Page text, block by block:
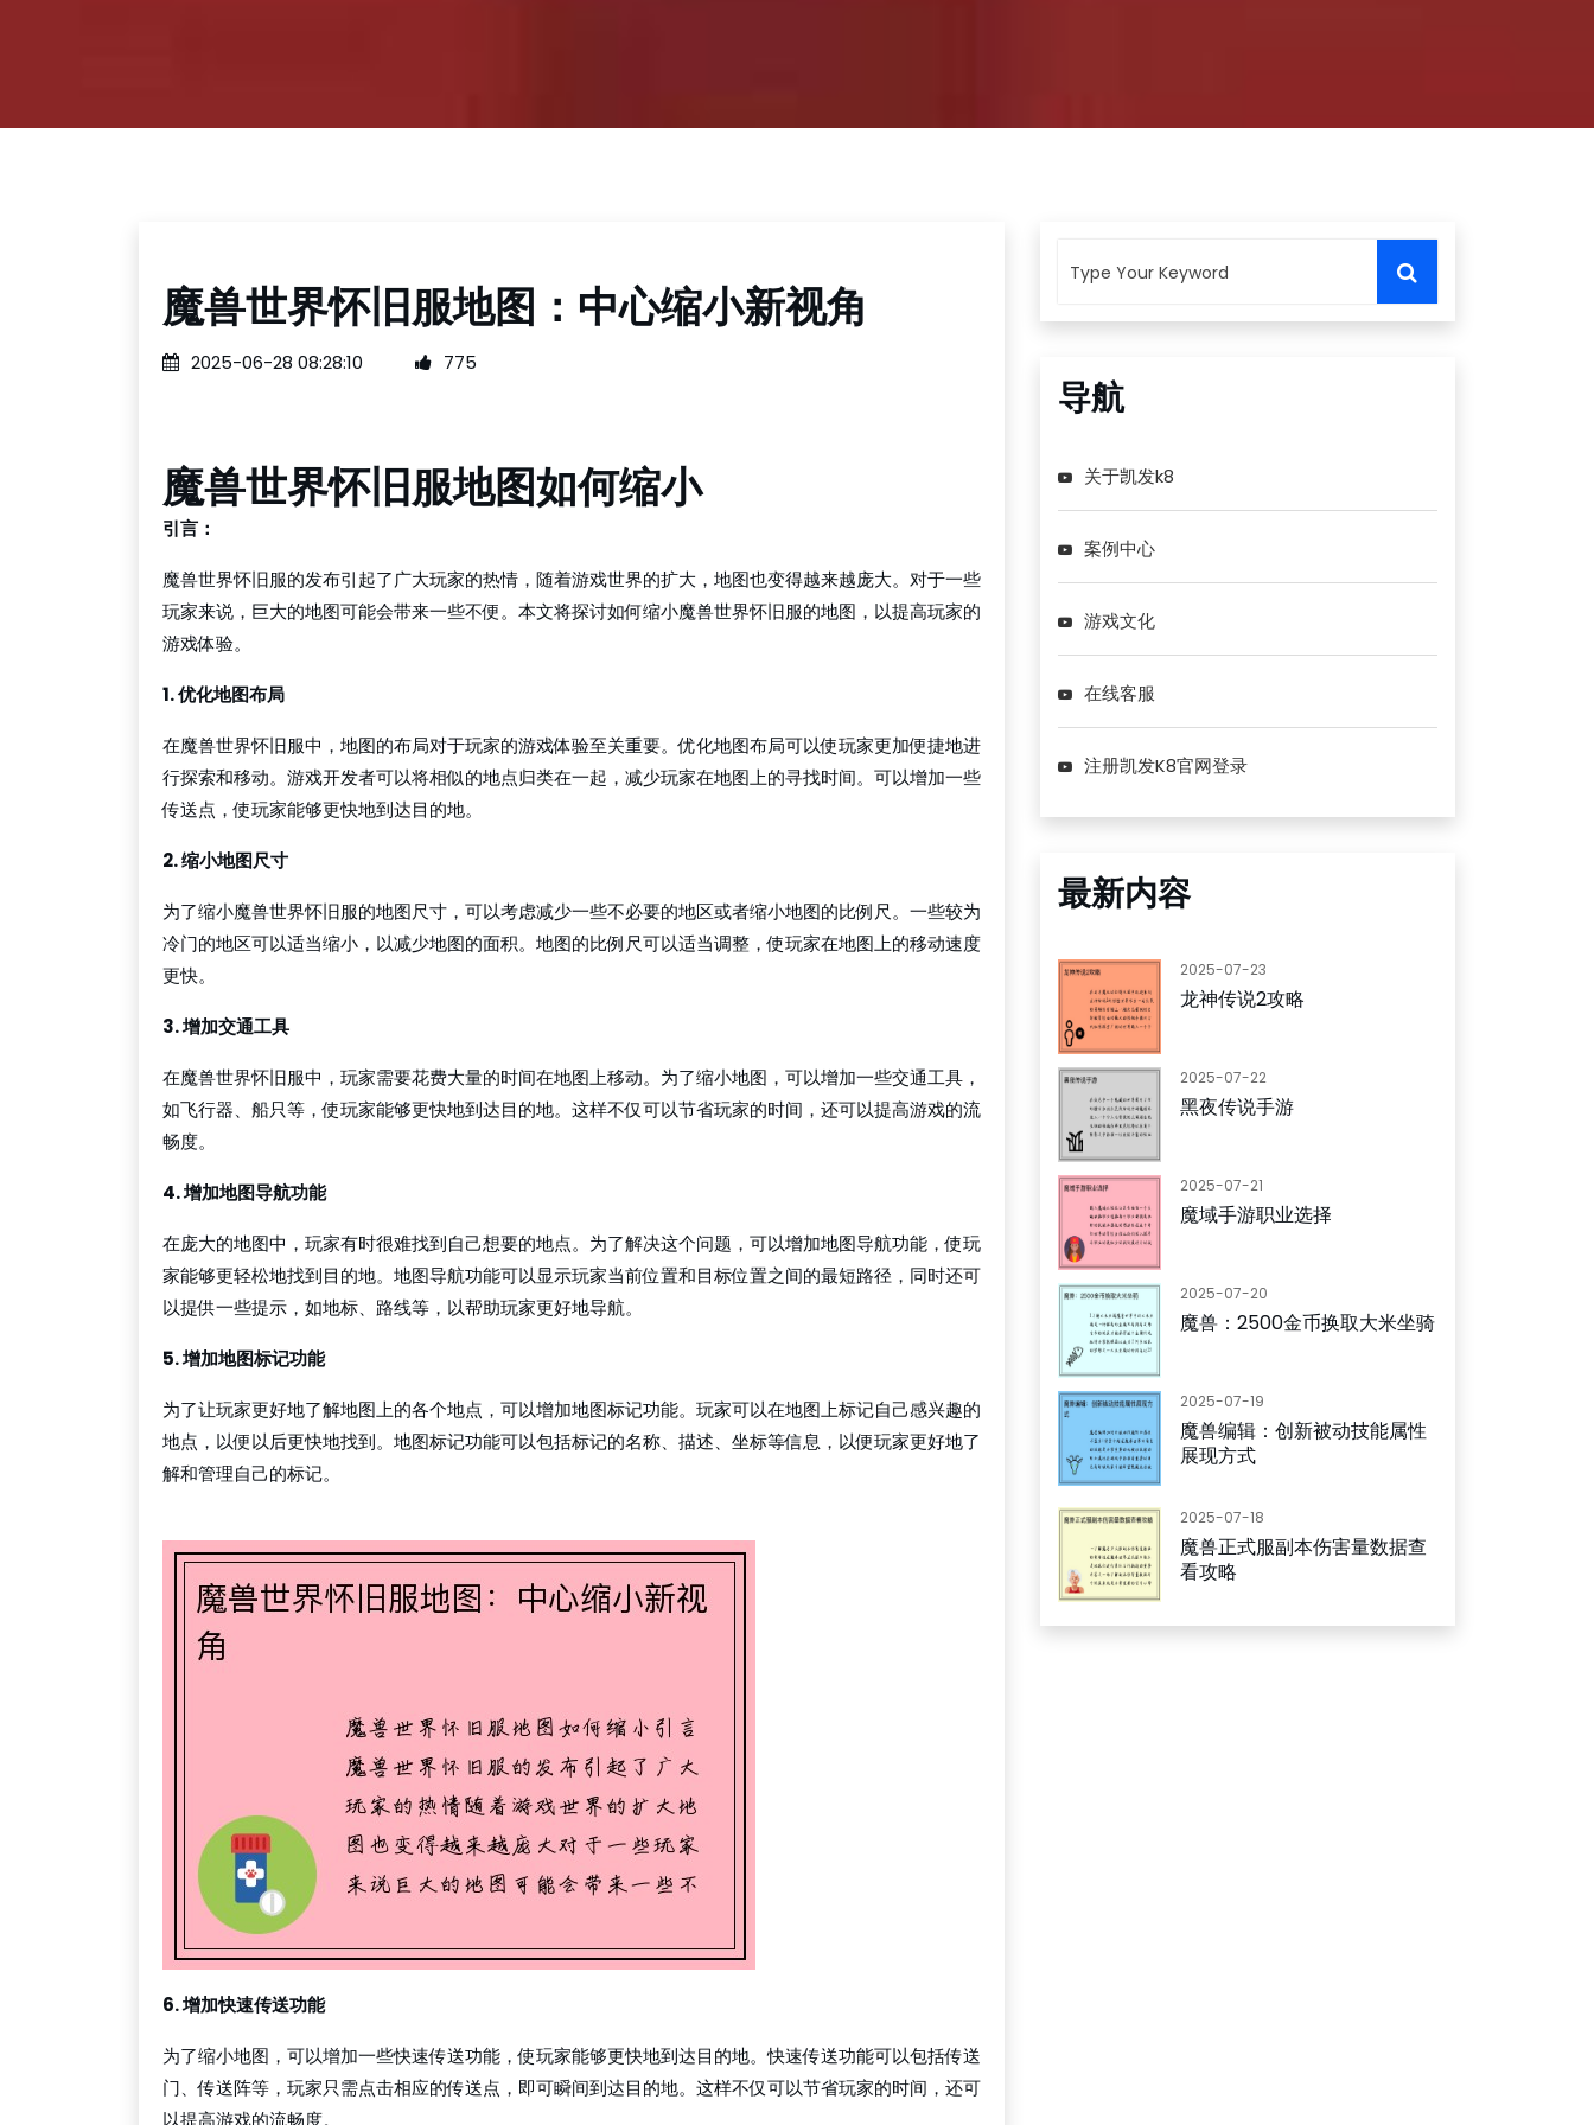
魔兽世界怀旧服地图：中心缩小新视角
2025-06-28 08:28:10 775
魔兽世界怀旧服地图如何缩小
引言：
魔兽世界怀旧服的发布引起了广大玩家的热情，随着游戏世界的扩大，地图也变得越来越庞大。对于一些
玩家来说，巨大的地图可能会带来一些不便。本文将探讨如何缩小魔兽世界怀旧服的地图，以提高玩家的
游戏体验。
1. 优化地图布局
在魔兽世界怀旧服中，地图的布局对于玩家的游戏体验至关重要。优化地图布局可以使玩家更加便捷地进
行探索和移动。游戏开发者可以将相似的地点归类在一起，减少玩家在地图上的寻找时间。可以增加一些
传送点，使玩家能够更快地到达目的地。
2. 缩小地图尺寸
为了缩小魔兽世界怀旧服的地图尺寸，可以考虑减少一些不必要的地区或者缩小地图的比例尺。一些较为
冷门的地区可以适当缩小，以减少地图的面积。地图的比例尺可以适当调整，使玩家在地图上的移动速度
更快。
3. 增加交通工具
在魔兽世界怀旧服中，玩家需要花费大量的时间在地图上移动。为了缩小地图，可以增加一些交通工具，
如飞行器、船只等，使玩家能够更快地到达目的地。这样不仅可以节省玩家的时间，还可以提高游戏的流
畅度。
4. 增加地图导航功能
在庞大的地图中，玩家有时很难找到自己想要的地点。为了解决这个问题，可以增加地图导航功能，使玩
家能够更轻松地找到目的地。地图导航功能可以显示玩家当前位置和目标位置之间的最短路径，同时还可
以提供一些提示，如地标、路线等，以帮助玩家更好地导航。
5. 增加地图标记功能
为了让玩家更好地了解地图上的各个地点，可以增加地图标记功能。玩家可以在地图上标记自己感兴趣的
地点，以便以后更快地找到。地图标记功能可以包括标记的名称、描述、坐标等信息，以便玩家更好地了
解和管理自己的标记。
6. 增加快速传送功能
为了缩小地图，可以增加一些快速传送功能，使玩家能够更快地到达目的地。快速传送功能可以包括传送
门、传送阵等，玩家只需点击相应的传送点，即可瞬间到达目的地。这样不仅可以节省玩家的时间，还可
以提高游戏的流畅度。
导航
关于凯发k8
案例中心
游戏文化
在线客服
注册凯发K8官网登录
最新内容
2025-07-23
龙神传说2攻略
2025-07-22
黑夜传说手游
2025-07-21
魔域手游职业选择
2025-07-20
魔兽：2500金币换取大米坐骑
2025-07-19
魔兽编辑：创新被动技能属性
展现方式
2025-07-18
魔兽正式服副本伤害量数据查
看攻略